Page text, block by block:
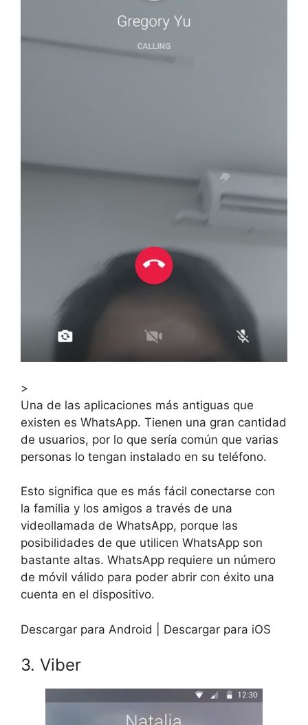
>
Una de las aplicaciones más antiguas que
existen es WhatsApp. Tienen una gran cantidad
de usuarios, por lo que sería común que varias
personas lo tengan instalado en su teléfono.
Esto significa que es más fácil conectarse con
la familia y los amigos a través de una
videollamada de WhatsApp, porque las
posibilidades de que utilicen WhatsApp son
bastante altas. WhatsApp requiere un número
de móvil válido para poder abrir con éxito una
cuenta en el dispositivo.
Descargar para Android | Descargar para iOS
3. Viber